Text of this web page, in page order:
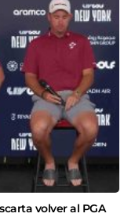
volver al PGA